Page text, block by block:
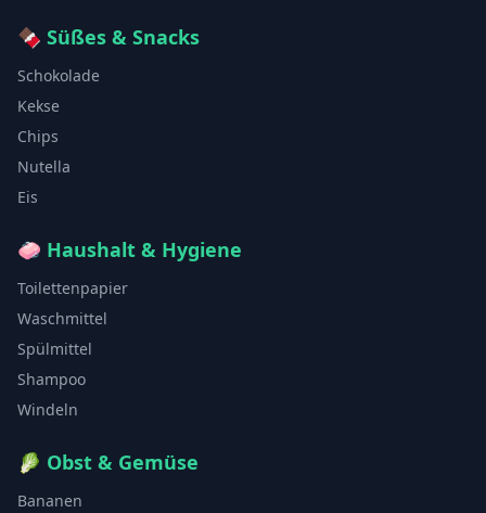
🍫 Süßes & Snacks
Schokolade
Kekse
Chips
Nutella
Eis
🧼 Haushalt & Hygiene
Toilettenpapier
Waschmittel
Spülmittel
Shampoo
Windeln
🥬 Obst & Gemüse
Bananen